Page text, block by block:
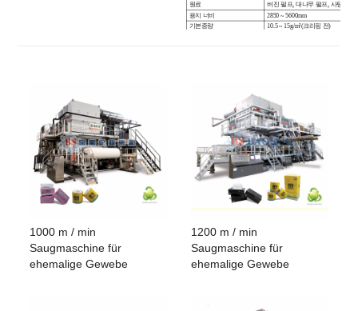
원료 버진 펄프, 대나무 펄프, 사탕수수
용지 너비
2850 ~ 5600mm
기본중량
10.5 ~ 15g/m²(크리핑 전)
1000 m / min
Saugmaschine für
ehemalige Gewebe
1200 m / min
Saugmaschine für
ehemalige Gewebe